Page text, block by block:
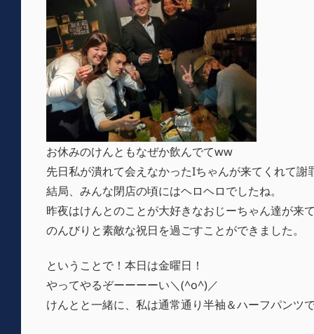
お休みのけんともなぜか飲んでてww
先日私が潰れて会えなかったIちゃんが来てくれて
結局、みんな閉店の頃にはヘロヘロでしたね。
昨夜はけんとのことが大好きなおじーちゃん達が来
のんびりと素敵な祝日を過ごすことができました。
ということで！本日は金曜日！
やってやるぞーーーーい＼(^o^)／
けんとと一緒に、私は通常通り半袖＆ハーフパンツ